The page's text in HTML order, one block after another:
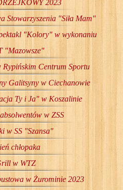
2023
Stowarzyszenia "Siła Mam"
"Kolory" w wykonaniu
"Mazowsze"
Centrum Sportu
Galitsyny w Ciechanowie
Ty i Ja" w Koszalinie
w ZSS
w SS "Szansa"
chłopaka
w WTZ
w Żurominie 2023